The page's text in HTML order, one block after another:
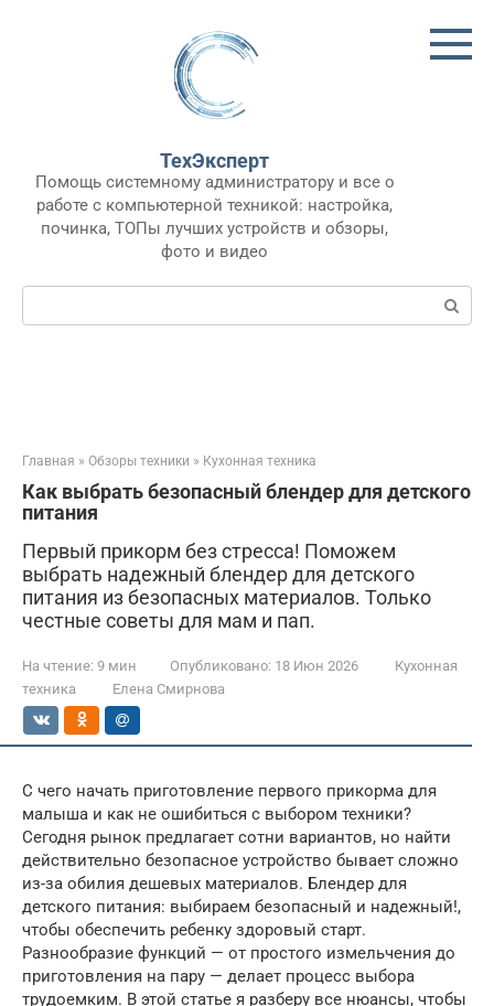
ТехЭксперт
Помощь системному администратору и все о
работе с компьютерной техникой: настройка,
починка, ТОПы лучших устройств и обзоры,
фото и видео
Поиск:
Главная » Обзоры техники » Кухонная техника
Как выбрать безопасный блендер для детского
питания
Первый прикорм без стресса! Поможем
выбрать надежный блендер для детского
питания из безопасных материалов. Только
честные советы для мам и пап.
На чтение: 9 мин Опубликовано: 18 Июн 2026
Кухонная
техника
Елена Смирнова
С чего начать приготовление первого прикорма для
малыша и как не ошибиться с выбором техники?
Сегодня рынок предлагает сотни вариантов, но найти
действительно безопасное устройство бывает сложно
из-за обилия дешевых материалов. Блендер для
детского питания: выбираем безопасный и надежный!,
чтобы обеспечить ребенку здоровый старт.
Разнообразие функций — от простого измельчения до
приготовления на пару — делает процесс выбора
трудоемким. В этой статье я разберу все нюансы, чтобы